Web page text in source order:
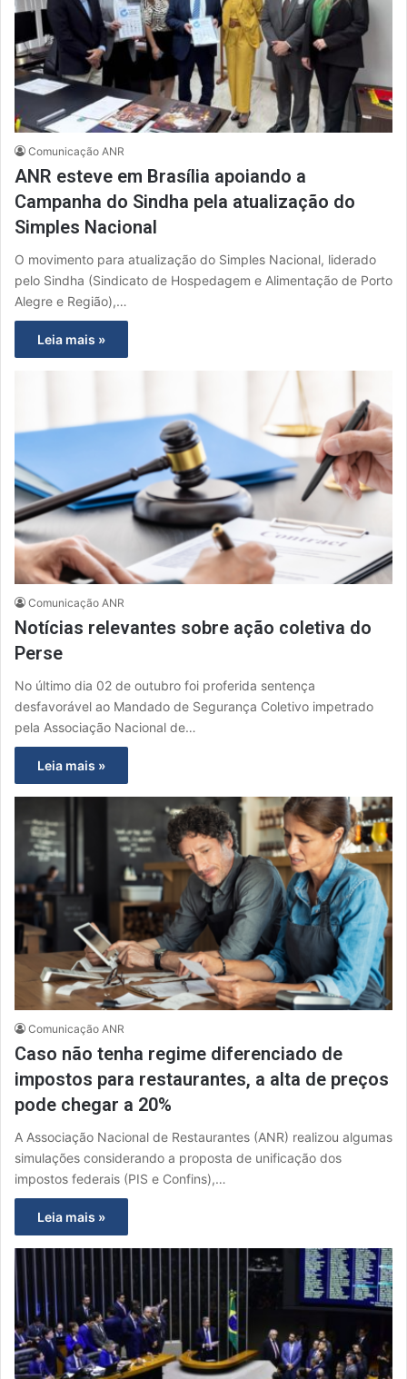
Comunicação ANR
ANR esteve em Brasília apoiando a
Campanha do Sindha pela atualização do
Simples Nacional
O movimento para atualização do Simples Nacional, liderado
pelo Sindha (Sindicato de Hospedagem e Alimentação de Porto
Alegre e Região),…
Leia mais »
Comunicação ANR
Notícias relevantes sobre ação coletiva do
Perse
No último dia 02 de outubro foi proferida sentença
desfavorável ao Mandado de Segurança Coletivo impetrado
pela Associação Nacional de…
Leia mais »
Comunicação ANR
Caso não tenha regime diferenciado de
impostos para restaurantes, a alta de preços
pode chegar a 20%
A Associação Nacional de Restaurantes (ANR) realizou algumas
simulações considerando a proposta de unificação dos
impostos federais (PIS e Confins),…
Leia mais »